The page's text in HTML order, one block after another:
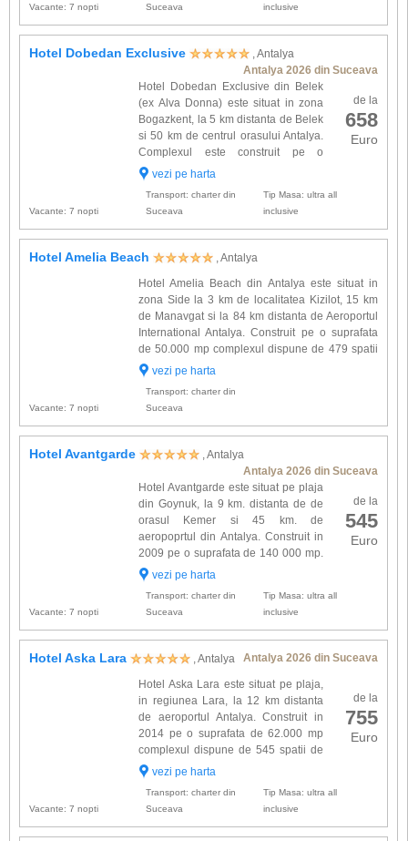
Vacante: 7 nopti Suceava inclusive
Hotel Dobedan Exclusive
, Antalya
Antalya 2026 din Suceava
de la
658
Euro
Hotel Dobedan Exclusive din Belek
(ex Alva Donna) este situat in zona
Bogazkent, la 5 km distanta de Belek
si 50 km de centrul orasului Antalya.
Complexul este construit pe o
suprafata de 32000 mp si este
repartizate: 308 camere s...
vezi pe harta
Vacante: 7 nopti
Transport: charter din
Suceava
Tip Masa: ultra all
inclusive
Hotel Amelia Beach
, Antalya
Hotel Amelia Beach din Antalya este situat in
zona Side la 3 km de localitatea Kizilot, 15 km
de Manavgat si la 84 km distanta de Aeroportul
International Antalya. Construit pe o suprafata
de 50.000 mp complexul dispune de 479 spatii
de cazare dotate cu: baie proprie, uscator de
internet wi-...
vezi pe harta
Vacante: 7 nopti
Transport: charter din
Suceava
Hotel Avantgarde
, Antalya
Antalya 2026 din Suceava
de la
545
Euro
Hotel Avantgarde este situat pe plaja
din Goynuk, la 9 km. distanta de de
orasul Kemer si 45 km. de
aeropoprtul din Antalya. Construit in
2009 pe o suprafata de 140 000 mp.
complexul este alcatuit dintr-un corp
de cazare sun...
vezi pe harta
Vacante: 7 nopti
Transport: charter din
Suceava
Tip Masa: ultra all
inclusive
Hotel Aska Lara , Antalya Antalya 2026 din Suceava
de la
755
Euro
Hotel Aska Lara este situat pe plaja,
in regiunea Lara, la 12 km distanta
de aeroportul Antalya. Construit in
2014 pe o suprafata de 62.000 mp
complexul dispune de 545 spatii de
cazare dotate cu: aer conditionat,
baie prop...
vezi pe harta
Vacante: 7 nopti
Transport: charter din
Suceava
Tip Masa: ultra all
inclusive